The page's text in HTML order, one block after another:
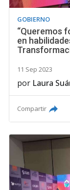
GOBIERNO
“Queremos
en
11 Sep 2023
por Laura
Compartir